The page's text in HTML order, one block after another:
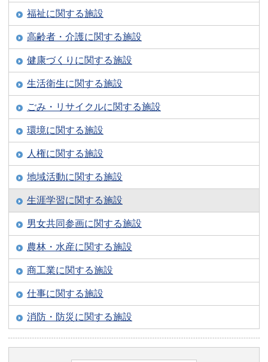
福祉に関する施設
高齢者・介護に関する施設
健康づくりに関する施設
生活衛生に関する施設
ごみ・リサイクルに関する施設
環境に関する施設
人権に関する施設
地域活動に関する施設
生涯学習に関する施設
男女共同参画に関する施設
農林・水産に関する施設
商工業に関する施設
仕事に関する施設
消防・防災に関する施設